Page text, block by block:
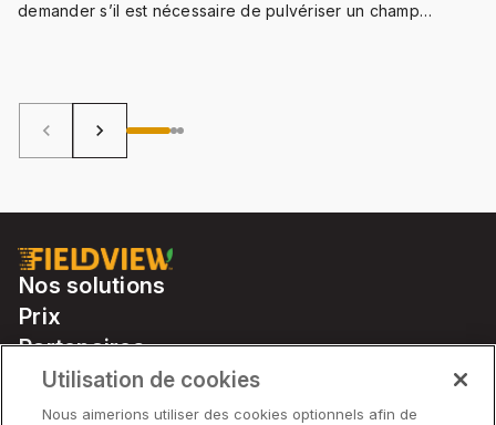
demander s’il est nécessaire de pulvériser un champ
keyboard_arrow_left keyboard_arrow_right
Nos solutions
Prix
Partenaires
Notre matériel
Soutien
Utilisation de cookies
Nous aimerions utiliser des cookies optionnels afin de